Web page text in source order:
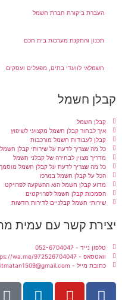
העברת ביקורת חברת חשמל
תכנון והתקנת מערכות בית חכם
חשמלאי לוועדי בתים, מפעלים ועסקים
קבלן חשמל
קבלן חשמל
איך לבחור קבלן חשמל מקצועי לשיפוץ
קבלן לעבודות חשמל מורכבות
כל מה שצריך לדעת על שירותי קבלן חשמל
מדריך מצוין לבחירה של קבלני חשמל
כל מה שצריך לדעת על קבלן חשמל
הכל על קבלן חשמל במרכז
מדוע קבלן חשמל הוא ההשקעה לפרויקט
הסמכות קבלן חשמל לפרויקטים
שירותי חשמל קבלניים לדירות חדשות
יצירת קשר עם עמית
טלפון נייד - 052-6704047
וואטסאפ - https://wa.me/972526704047
כתובת מייל - amitmatan1509@gmail.com